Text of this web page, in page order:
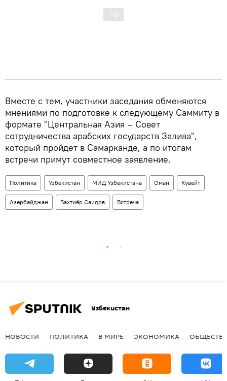
Вместе с тем, участники заседания обменяются
мнениями по подготовке к следующему Саммиту в
формате "Центральная Азия – Совет
сотрудничества арабских государств Залива",
который пройдет в Самарканде, а по итогам
встречи примут совместное заявление.
Политика Узбекистан МИД Узбекистана Оман Кувейт
Азербайджан Бахтиёр Саидов Встреча
Узбекистан
НОВОСТИ ПОЛИТИКА В МИРЕ ЭКОНОМИКА